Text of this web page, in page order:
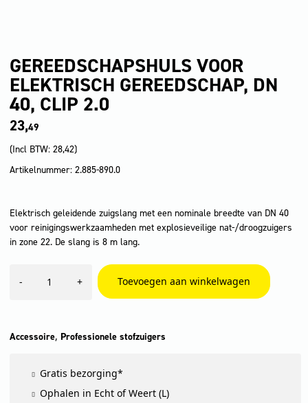
GEREEDSCHAPSHULS VOOR
ELEKTRISCH GEREEDSCHAP, DN
40, CLIP 2.0
23,49
(Incl BTW: 28,42)
Artikelnummer: 2.885-890.0
Elektrisch geleidende zuigslang met een nominale breedte van DN 40
voor reinigingswerkzaamheden met explosieveilige nat-/droogzuigers
in zone 22. De slang is 8 m lang.
-
voor
40,
aantal
+ Toevoegen aan winkelwagen
Accessoire, Professionele stofzuigers
Gratis bezorging*
Ophalen in Echt of Weert (L)